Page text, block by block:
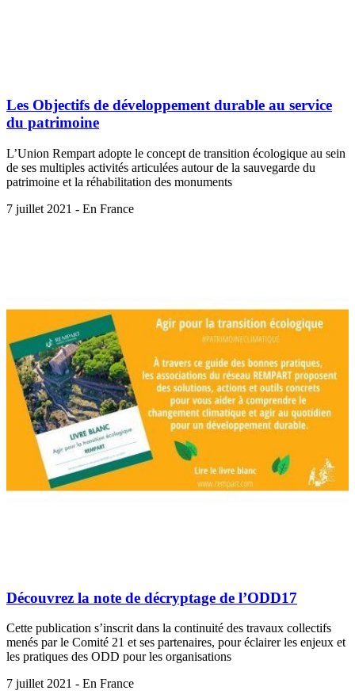
Les Objectifs de développement durable au service
du patrimoine
L’Union Rempart adopte le concept de transition écologique au sein
de ses multiples activités articulées autour de la sauvegarde du
patrimoine et la réhabilitation des monuments
7 juillet 2021 - En France
Découvrez la note de décryptage de l’ODD17
Cette publication s’inscrit dans la continuité des travaux collectifs
menés par le Comité 21 et ses partenaires, pour éclairer les enjeux et
les pratiques des ODD pour les organisations
7 juillet 2021 - En France